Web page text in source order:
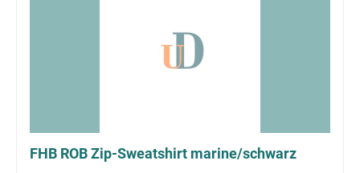
FHB ROB Zip-Sweatshirt marine/schwarz